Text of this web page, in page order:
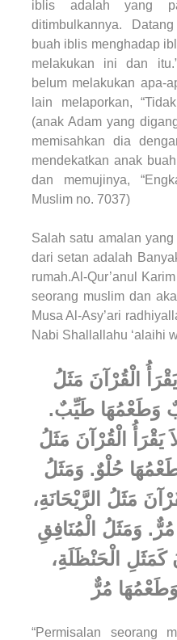
iblis adalah yang
ditimbulkannya.
buah iblis menghadap
melakukan ini dan
belum melakukan apa-
lain melaporkan,
(anak Adam yang
memisahkan dia
mendekatkan anak
dan memujinya,
Muslim no. 7037)
Salah satu amalan
dari setan adalah
rumah.Al-Qur’anul
seorang muslim dan
Musa Al-Asy’ari
Nabi Shallallahu ‘alaihi
الْقُرْآنَ مَثَلُ
وَطَعْمُهَا طَيِّبٌ.
يَقْرَأُ الْقُرْآنَ مَثَلُ
حُلْوٌ. وَمَثَلُ
مَثَلُ الرَّيْحَانَةِ،
وَمَثَلُ الْمُنَافِقِ
كَمَثَلِ الْحَنْظَلَةِ،
مُرٌّ
“Permisalan seorang